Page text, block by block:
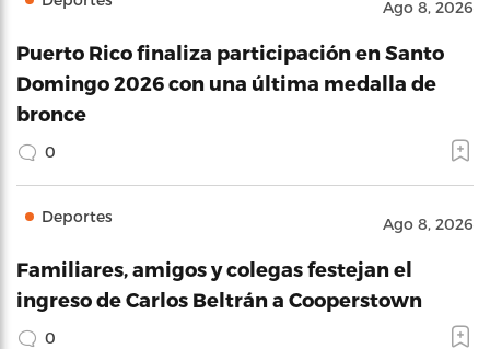
Ago 8, 2026
Puerto Rico finaliza participación en Santo
Domingo 2026 con una última medalla de
bronce
0
Deportes Ago 8, 2026
Familiares, amigos y colegas festejan el
ingreso de Carlos Beltrán a Cooperstown
0